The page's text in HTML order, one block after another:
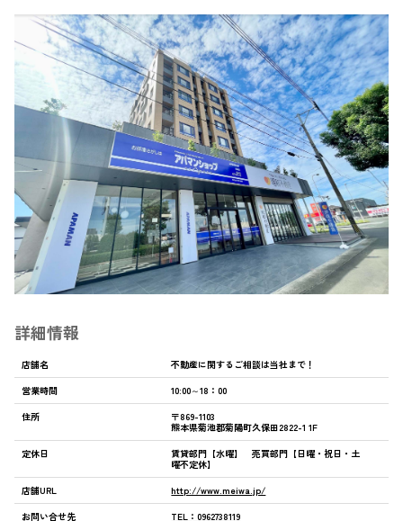
詳細情報
店舗名
不動産に関するご相談は当社まで！
営業時間
10:00～18：00
住所
〒869-1103
熊本県菊池郡菊陽町久保田2822-1 1F
定休日
賃貸部門【水曜】 売買部門【日曜・祝日・土
曜不定休】
店舗URL
http://www.meiwa.jp/
お問い合せ先
TEL：0962738119